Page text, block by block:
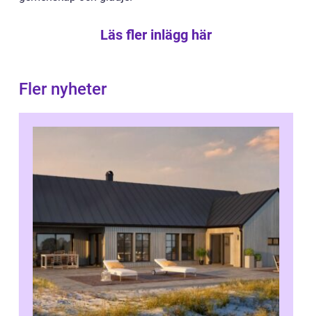
Läs fler inlägg här
Fler nyheter